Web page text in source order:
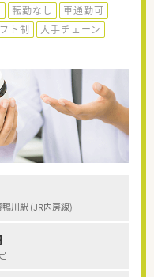
転勤なし
車通勤可
ト制
大手チェーン
川駅 (JR内房線)